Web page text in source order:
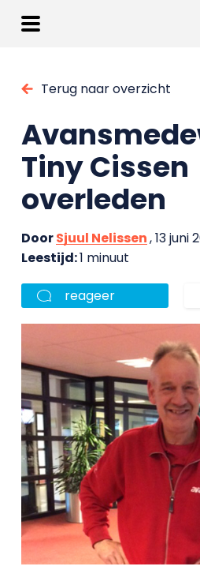
Terug naar overzicht
Tiny Cissen
overleden
DoorSjuul Nelissen, 13 juni
Leestijd:1 minuut
reageer